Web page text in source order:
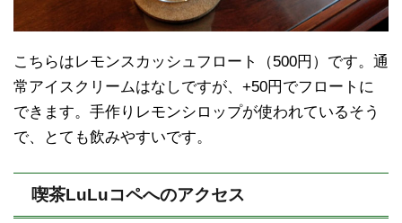
こちらはレモンスカッシュフロート（500円）です。通
常アイスクリームはなしですが、+50円でフロートに
できます。手作りレモンシロップが使われているそう
で、とても飲みやすいです。
喫茶LuLuコペへのアクセス